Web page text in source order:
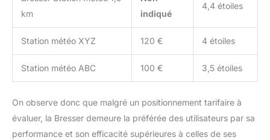
km
indiqué
4,4 étoiles
Station météo XYZ 120 € 4 étoiles
Station météo ABC 100 € 3,5 étoiles
On observe donc que malgré un positionnement tarifaire à
évaluer, la Bresser demeure la préférée des utilisateurs par sa
performance et son efficacité supérieures à celles de ses